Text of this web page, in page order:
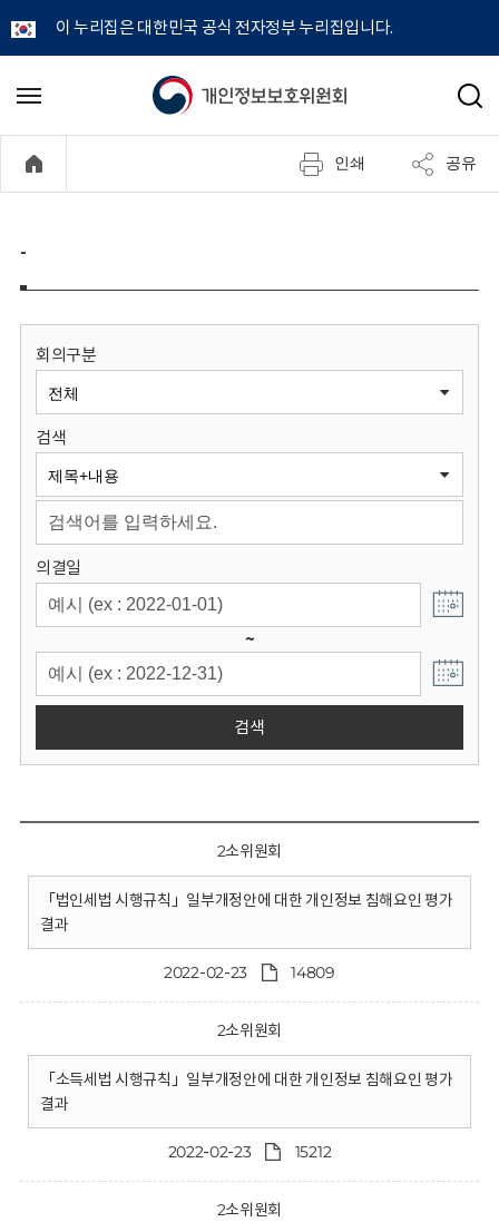
이 누리집은 대한민국 공식 전자정부 누리집입니다.
개
정
보
원
회
메
기
검
인쇄 공유
-
회의구분
검색
의결일
~
검색
2소위원회
「법인세법 시행규칙」일부개정안에 대한 개인정보 침해요인 평가
결과
2022-02-23 14809
2소위원회
「소득세법 시행규칙」일부개정안에 대한 개인정보 침해요인 평가
결과
2022-02-23 15212
2소위원회